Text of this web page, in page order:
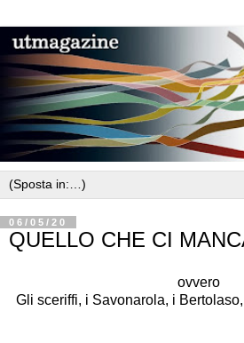
06/05/20
QUELLO CHE CI
ovvero
Gli sceriffi, i Savonarola, i